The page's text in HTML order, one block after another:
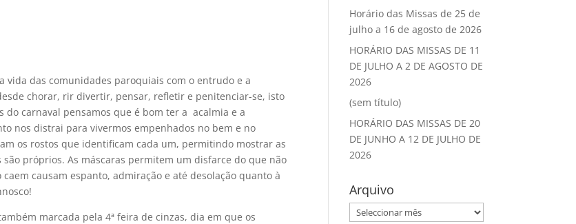
vida das comunidades paroquiais com o entrudo e a
chorar, rir divertir, pensar, refletir e penitenciar-se, isto
do carnaval pensamos que é bom ter a acalmia e a
nos distrai para vivermos empenhados no bem e no
os rostos que identificam cada um, permitindo mostrar as
próprios. As máscaras permitem um disfarce do que não
causam espanto, admiração e até desolação quanto à
marcada pela 4ª feira de cinzas, dia em que os
Horário das Missas de 25 de
julho a 16 de agosto de 2026
HORÁRIO DAS MISSAS DE 11
DE JULHO A 2 DE AGOSTO DE
2026
(sem título)
HORÁRIO DAS MISSAS DE 20
DE JUNHO A 12 DE JULHO DE
2026
Arquivo
Arquivo